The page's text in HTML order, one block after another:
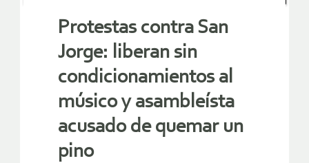
Protestas contra San
Jorge: liberan sin
condicionamientos al
músico y asambleísta
acusado de quemar un
pino